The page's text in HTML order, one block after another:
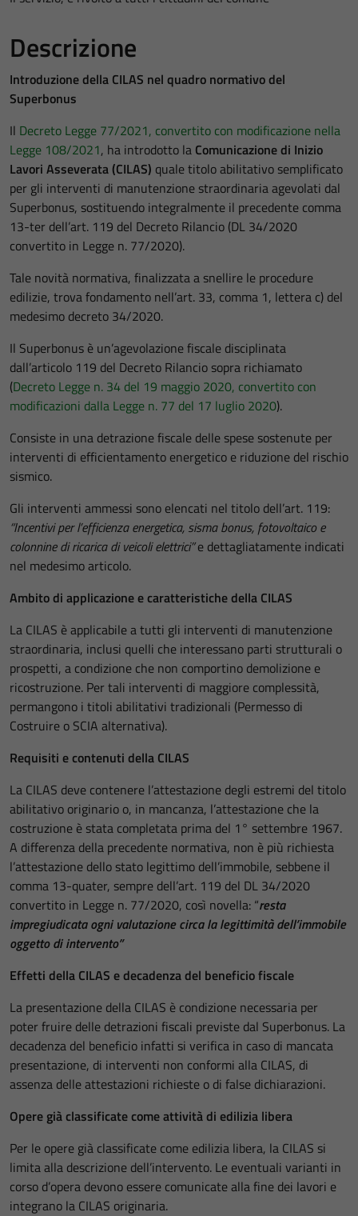
Descrizione
Introduzione della CILAS nel quadro normativo del
Superbonus
Il Decreto Legge 77/2021, convertito con modificazione nella
Legge 108/2021, ha introdotto la Comunicazione di Inizio
Lavori Asseverata (CILAS) quale titolo abilitativo semplificato
per gli interventi di manutenzione straordinaria agevolati dal
Superbonus, sostituendo integralmente il precedente comma
13-ter dell’art. 119 del Decreto Rilancio (DL 34/2020
convertito in Legge n. 77/2020).
Tale novità normativa, finalizzata a snellire le procedure
edilizie, trova fondamento nell’art. 33, comma 1, lettera c) del
medesimo decreto 34/2020.
Il Superbonus è un’agevolazione fiscale disciplinata
dall’articolo 119 del Decreto Rilancio sopra richiamato
(Decreto Legge n. 34 del 19 maggio 2020, convertito con
modificazioni dalla Legge n. 77 del 17 luglio 2020).
Consiste in una detrazione fiscale delle spese sostenute per
interventi di efficientamento energetico e riduzione del rischio
sismico.
Gli interventi ammessi sono elencati nel titolo dell’art. 119:
“Incentivi per l’efficienza energetica, sisma bonus, fotovoltaico e
colonnine di ricarica di veicoli elettrici”e dettagliatamente indicati
nel medesimo articolo.
Ambito di applicazione e caratteristiche della CILAS
La CILAS è applicabile a tutti gli interventi di manutenzione
straordinaria, inclusi quelli che interessano parti strutturali o
prospetti, a condizione che non comportino demolizione e
ricostruzione. Per tali interventi di maggiore complessità,
permangono i titoli abilitativi tradizionali (Permesso di
Costruire o SCIA alternativa).
Requisiti e contenuti della CILAS
La CILAS deve contenere l’attestazione degli estremi del titolo
abilitativo originario o, in mancanza, l’attestazione che la
costruzione è stata completata prima del 1° settembre 1967.
A differenza della precedente normativa, non è più richiesta
l’attestazione dello stato legittimo dell’immobile, sebbene il
comma 13-quater, sempre dell’art. 119 del DL 34/2020
convertito in Legge n. 77/2020, così novella: “resta
impregiudicata ogni valutazione circa la legittimità dell’immobile
oggetto di intervento”
Effetti della CILAS e decadenza del beneficio fiscale
La presentazione della CILAS è condizione necessaria per
poter fruire delle detrazioni fiscali previste dal Superbonus. La
decadenza del beneficio infatti si verifica in caso di mancata
presentazione, di interventi non conformi alla CILAS, di
assenza delle attestazioni richieste o di false dichiarazioni.
Opere già classificate come attività di edilizia libera
Per le opere già classificate come edilizia libera, la CILAS si
limita alla descrizione dell’intervento. Le eventuali varianti in
corso d’opera devono essere comunicate alla fine dei lavori e
integrano la CILAS originaria.